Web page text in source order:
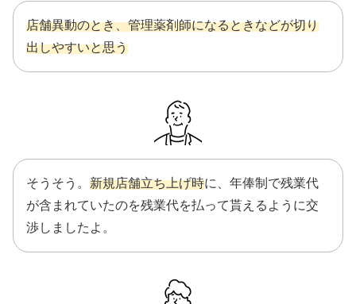
店舗異動のとき、管理薬剤師になるときなどが切り
出しやすいと思う
そうそう。 新規店舗立ち上げ時に、年俸制で残業代
が含まれていたのを残業代を払って貰えるように交
渉しましたよ。